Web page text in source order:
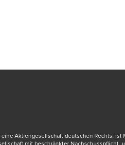
tabAktiengesellschaft deutschen Rechts, ist
mit beschränkter Nachschusspflicht,